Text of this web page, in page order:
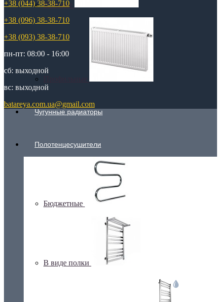
Плоские
Чугунные радиаторы
Полотенцесушители
Бюджетные
В виде полки
+38 (044) 38-38-710
+38 (096) 38-38-710
+38 (093) 38-38-710
пн-пт: 08:00 - 16:00
сб: выходной
вс: выходной
batareya.com.ua@gmail.com